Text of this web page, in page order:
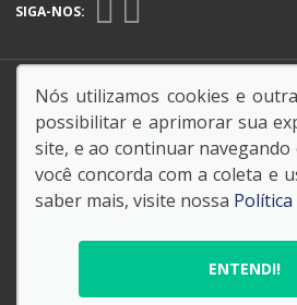
SIGA-NOS:
Endereço Matriz: Rua Carlos
- - Valinhos-SP
Política de
Nós utilizamos cookies e
possibilitar e aprimorar sua
site, e ao continuar navegando
você concorda com a coleta e
saber mais, visite nossa Política
ENTENDI!